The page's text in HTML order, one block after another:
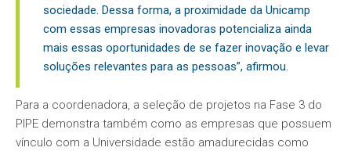
sociedade. Dessa forma, a proximidade da Unicamp
com essas empresas inovadoras potencializa ainda
mais essas oportunidades de se fazer inovação e levar
soluções relevantes para as pessoas”, afirmou.
Para a coordenadora, a seleção de projetos na Fase 3 do
PIPE demonstra também como as empresas que possuem
vínculo com a Universidade estão amadurecidas como